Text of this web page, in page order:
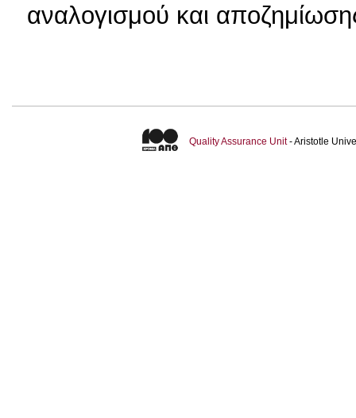
αναλογισμού και
Quality Assurance Unit- Aristotle